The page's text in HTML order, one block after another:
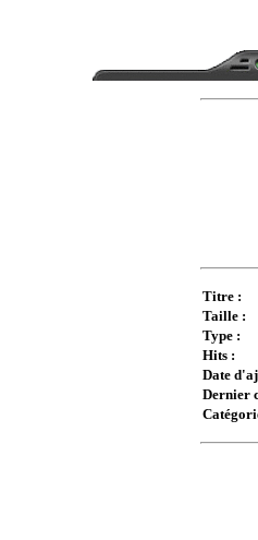
Titre :
Taille :
Type :
Hits :
Date
Dernier